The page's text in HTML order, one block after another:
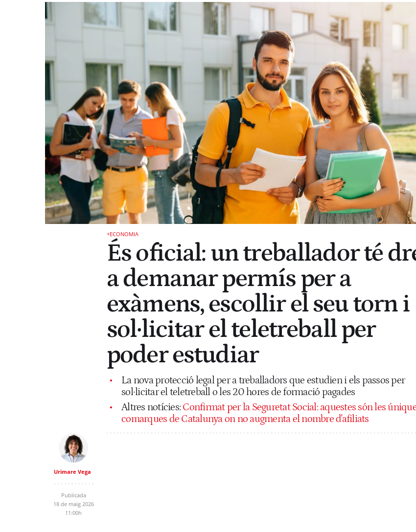
+ECONOMIA
És oficial: un treballador té
a demanar permís per a
exàmens, escollir el seu torn i
sol·licitar el teletreball per
poder estudiar
La nova protecció legal per a treballadors que estudien i els passos per
sol·licitar el teletreball o les 20 hores de formació pagades
Altres notícies: Confirmat per la Seguretat Social: aquestes són les
comarques de Catalunya on no augmenta el nombre d'afiliats
Urimare Vega
Publicada
18 de maig 2026
11:00h